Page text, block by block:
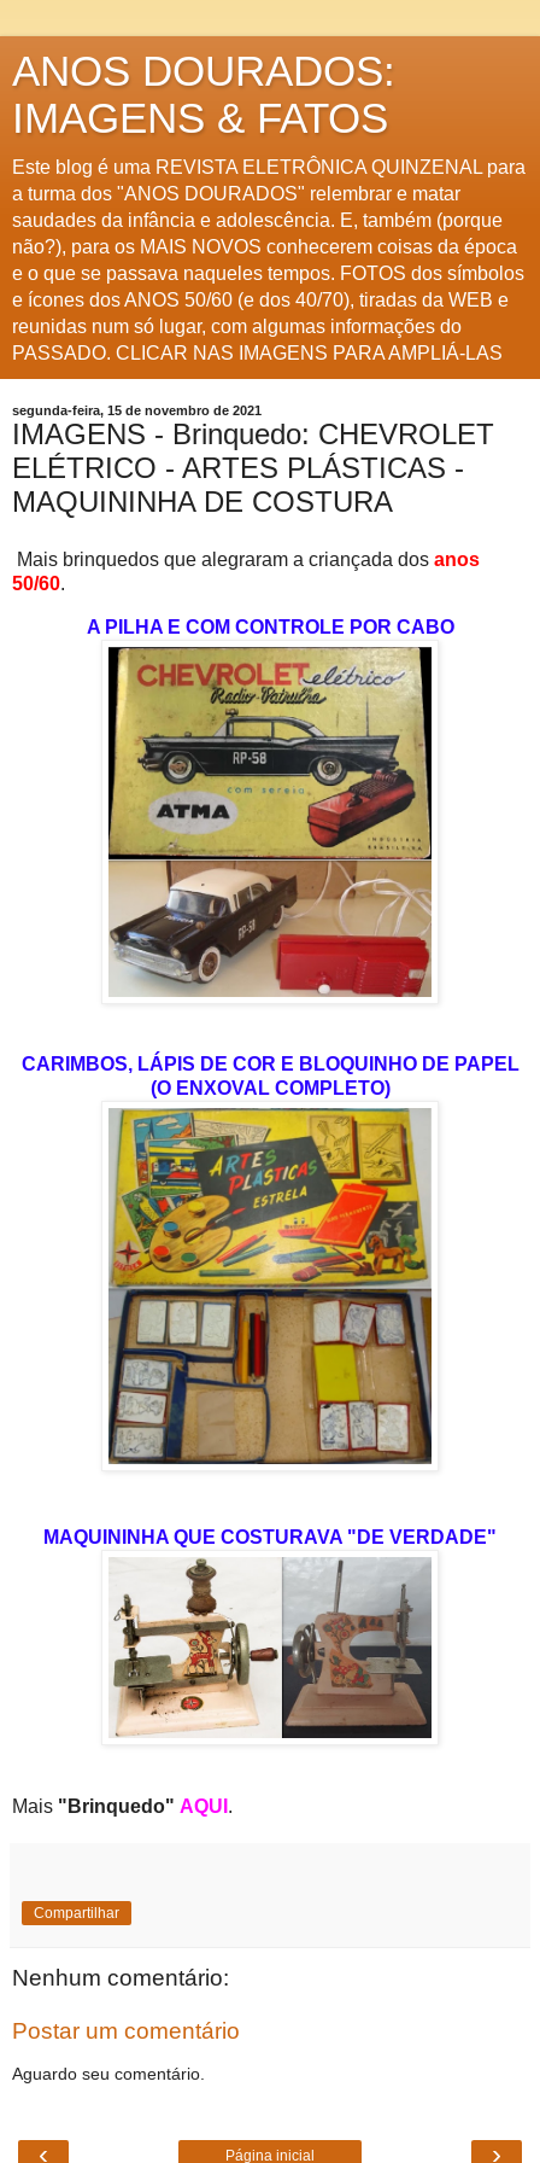
ANOS DOURADOS:
IMAGENS & FATOS
Este blog é uma REVISTA ELETRÔNICA QUINZENAL para
a turma dos "ANOS DOURADOS" relembrar e matar
saudades da infância e adolescência. E, também (porque
não?), para os MAIS NOVOS conhecerem coisas da época
e o que se passava naqueles tempos. FOTOS dos símbolos
e ícones dos ANOS 50/60 (e dos 40/70), tiradas da WEB e
reunidas num só lugar, com algumas informações do
PASSADO. CLICAR NAS IMAGENS PARA AMPLIÁ-LAS
segunda-feira, 15 de novembro de 2021
IMAGENS - Brinquedo: CHEVROLET
ELÉTRICO - ARTES PLÁSTICAS -
MAQUININHA DE COSTURA
Mais brinquedos que alegraram a criançada dos anos
50/60.
A PILHA E COM CONTROLE POR CABO
CARIMBOS, LÁPIS DE COR E BLOQUINHO DE PAPEL
(O ENXOVAL COMPLETO)
MAQUININHA QUE COSTURAVA "DE VERDADE"
Mais "Brinquedo" AQUI .
Compartilhar
Nenhum comentário:
Postar um comentário
Aguardo seu comentário.
‹ ›
Página inicial